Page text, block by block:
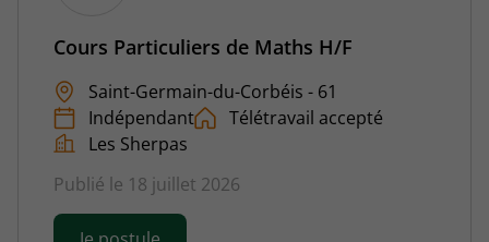
Cours Particuliers de Maths H/F
Saint-Germain-du-Corbéis - 61
Indépendant
Télétravail accepté
Les Sherpas
Publié le 18 juillet 2026